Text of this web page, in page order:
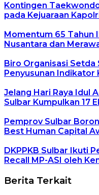
Kontingen
pada Kejuaraan
Momentum 65 Tahun
Nusantara dan
Biro Organisasi Setda
Penyusunan Indikator
Jelang Hari Raya Idul
Sulbar Kumpulkan 17
Pemprov Sulbar
Best Human Capital
DKPPKB Sulbar Ikuti
Recall MP-ASI oleh
Berita Terkait